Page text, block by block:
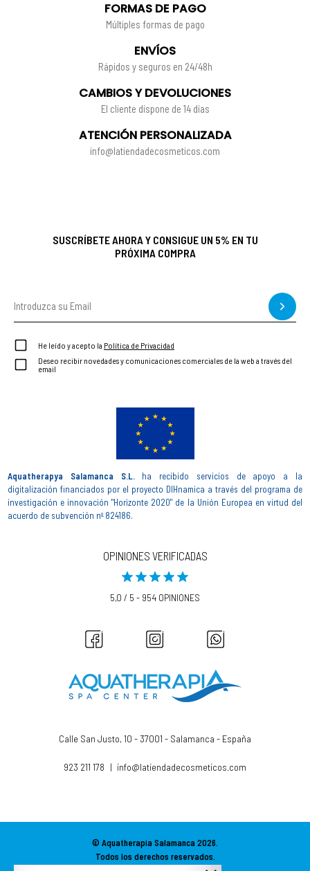
FORMAS DE PAGO
Múltiples formas de pago
ENVÍOS
Rápidos y seguros en 24/48h
CAMBIOS Y DEVOLUCIONES
El cliente dispone de 14 días
ATENCIÓN PERSONALIZADA
info@latiendadecosmeticos.com
SUSCRÍBETE AHORA Y CONSIGUE UN 5% EN TU
PRÓXIMA COMPRA
He leído y acepto la Política de Privacidad
Deseo recibir novedades y comunicaciones comerciales de la web a través del
email
Aquatherapya Salamanca S.L.ha recibido servicios de apoyo a la
digitalización financiados por el proyecto DIHnamica a través del programa de
investigación e innovación "Horizonte 2020" de la Unión Europea en virtud del
acuerdo de subvención nº 824186.
OPINIONES VERIFICADAS
5,0 / 5 - 954 OPINIONES
Calle San Justo, 10 - 37001 - Salamanca - España
923 211 178 | info@latiendadecosmeticos.com
© Aquatherapia Salamanca2026.
Todos los derechos reservados.